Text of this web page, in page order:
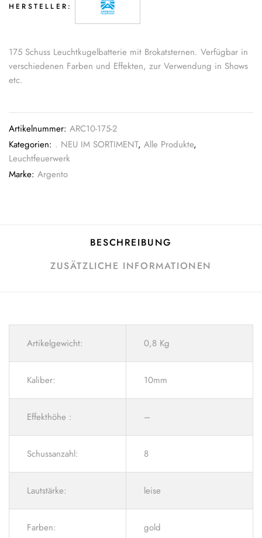
HERSTELLER:
175 Schuss Leuchtkugelbatterie mit Brokatsternen. Verfügbar in
verschiedenen Farben und Effekten, zur Verwendung in Shows
etc.
Artikelnummer: ARC10-175-2
Kategorien: . NEU IM SORTIMENT, Alle Produkte,
Leuchtfeuerwerk
Marke: Argento
BESCHREIBUNG
ZUSÄTZLICHE INFORMATIONEN
Artikelgewicht: 0,8 Kg
Kaliber: 10mm
Effekthöhe : –
Schussanzahl: 8
Lautstärke: leise
Farben: gold